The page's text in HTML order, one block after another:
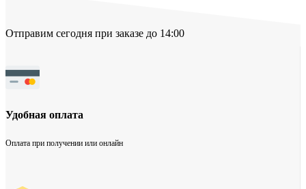
Отправим сегодня при заказе до 14:00
Удобная оплата
Оплата при получении или онлайн